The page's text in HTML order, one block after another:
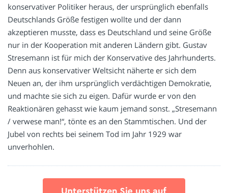
konservativer Politiker heraus, der ursprünglich ebenfalls
Deutschlands Größe festigen wollte und der dann
akzeptieren musste, dass es Deutschland und seine Größe
nur in der Kooperation mit anderen Ländern gibt. Gustav
Stresemann ist für mich der Konservative des Jahrhunderts.
Denn aus konservativer Weltsicht näherte er sich dem
Neuen an, der ihm ursprünglich verdächtigen Demokratie,
und machte sie sich zu eigen. Dafür wurde er von den
Reaktionären gehasst wie kaum jemand sonst. „Stresemann
/ verwese man!“, tönte es an den Stammtischen. Und der
Jubel von rechts bei seinem Tod im Jahr 1929 war
unverhohlen.